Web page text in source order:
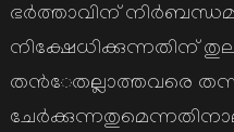
ഭര്‍ത്താവിന്
നിക്ഷേധിക്കുന്നതിന്
തന്‍േതല്ലാത്തവരെ